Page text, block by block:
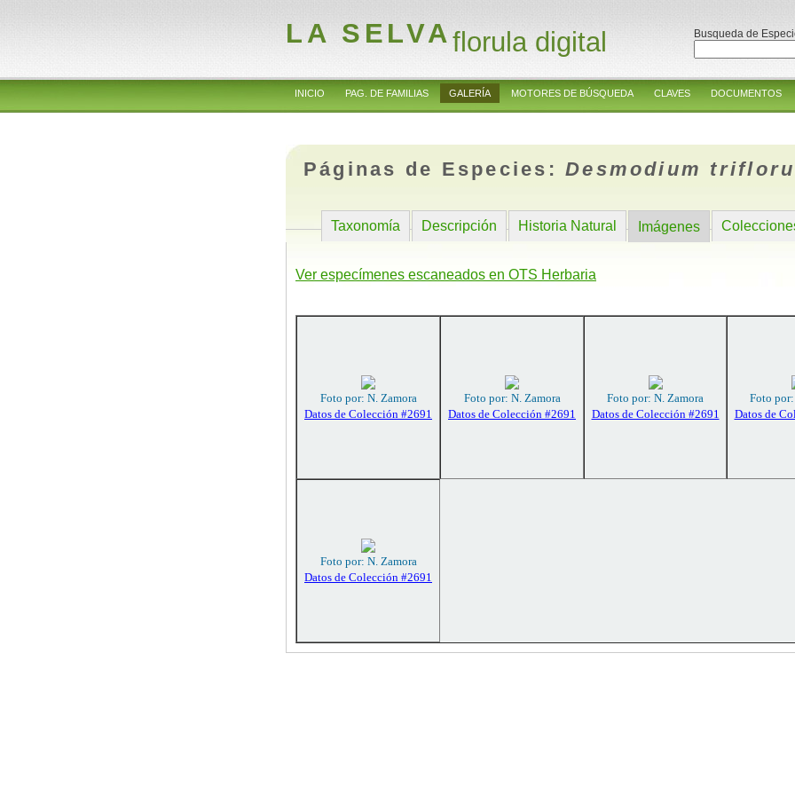
LA SELVAflorula digital Busqueda de
INICIO PAG. DE FAMILIAS GALERÍA MOTORES DE BÚSQUEDA CLAVES DOCUMENTOS
Páginas de Especies:Desmodium
Taxonomía Descripción Historia Natural Imágenes
Ver especímenes escaneados en OTS Herbaria
Foto por: N. Zamora
Datos de Colección #2691
Foto por: N. Zamora
Datos de Colección #2691
Foto por: N. Zamora
Datos de Colección #2691
Foto
Datos de
Foto por: N. Zamora
Datos de Colección #2691